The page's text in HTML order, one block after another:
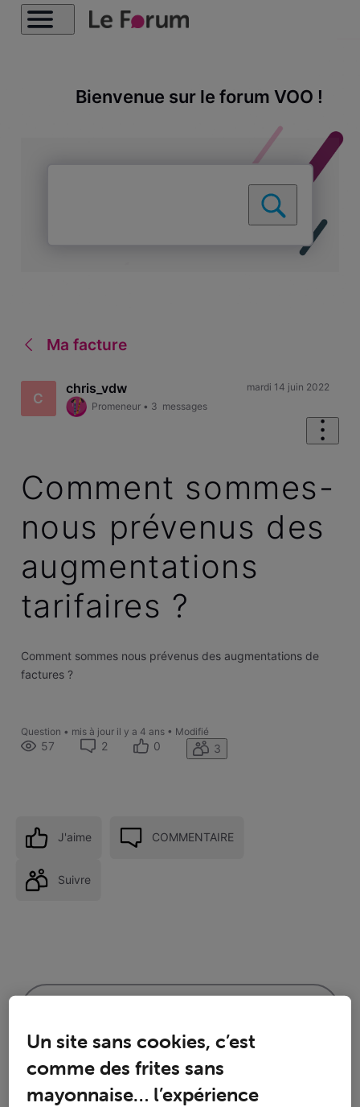
Bienvenue sur le forum VOO !
Ma facture
C
chris_vdw
Promeneur • 3 messages
mardi 14 juin 2022
Comment sommes-
nous prévenus des
augmentations
tarifaires ?
Comment sommes nous prévenus des augmentations de
factures ?
Question • mis à jour il y a 4 ans• Modifié
57 2 0 3
J'aime COMMENTAIRE
Suivre
Un site sans cookies, c’est
comme des frites sans
mayonnaise… l’expérience